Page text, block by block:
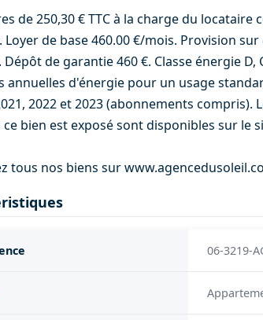
de 250,30 € TTC à la charge du locataire
Loyer de base 460.00 €/mois. Provision
Dépôt de garantie 460 €. Classe énergie
annuelles d'énergie pour un usage
2022 et 2023 (abonnements compris).
bien est exposé sont disponibles sur le
tous nos biens sur
06-3219-